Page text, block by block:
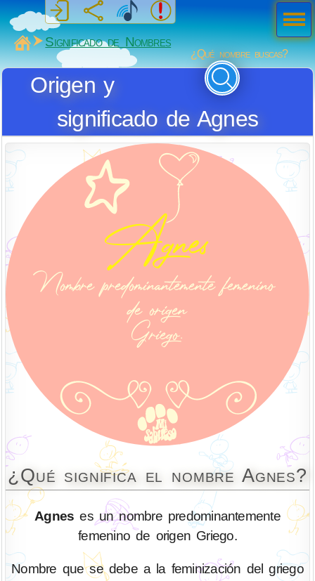
MiSabueso
Significado de Nombres
¿Qué nombre buscas?
Origen y
significado de Agnes
¿Qué significa el nombre Agnes?
Agnes es un nombre predominantemente
femenino de origen Griego.
Nombre que se debe a la feminización del griego
Men
ú